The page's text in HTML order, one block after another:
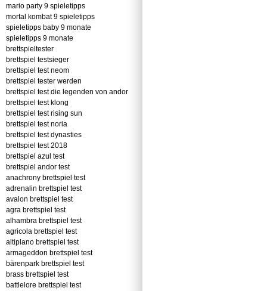
mario party 9 spieletipps
mortal kombat 9 spieletipps
spieletipps baby 9 monate
spieletipps 9 monate
brettspieltester
brettspiel testsieger
brettspiel test neom
brettspiel tester werden
brettspiel test die legenden von andor
brettspiel test klong
brettspiel test rising sun
brettspiel test noria
brettspiel test dynasties
brettspiel test 2018
brettspiel azul test
brettspiel andor test
anachrony brettspiel test
adrenalin brettspiel test
avalon brettspiel test
agra brettspiel test
alhambra brettspiel test
agricola brettspiel test
altiplano brettspiel test
armageddon brettspiel test
bärenpark brettspiel test
brass brettspiel test
battlelore brettspiel test